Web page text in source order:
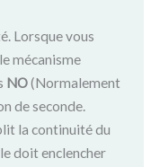
Lorsque vous
mécanisme
NO(Normalement
de seconde.
la continuité du
doit enclencher